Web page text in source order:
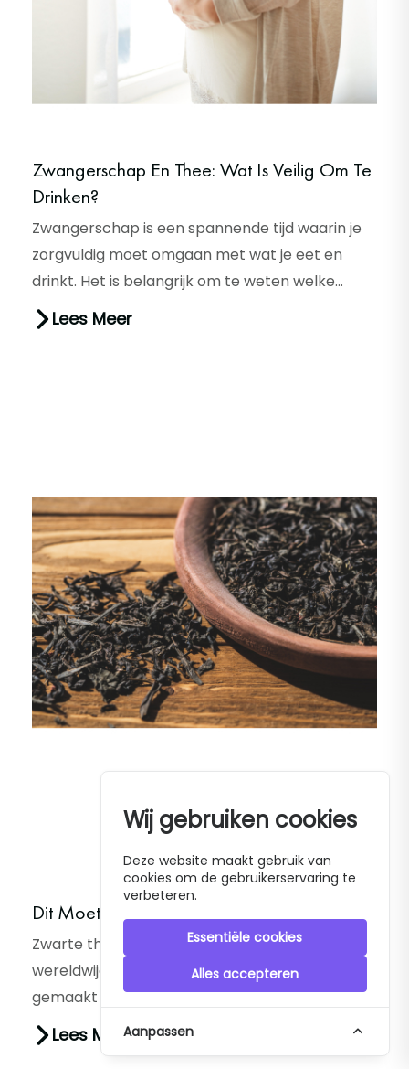
Zwangerschap En Thee: Wat Is Veilig Om Te
Drinken?
Zwangerschap is een spannende tijd waarin je
zorgvuldig moet omgaan met wat je eet en
drinkt. Het is belangrijk om te weten welke
voedingsmiddelen veilig zijn t...
Lees Meer
Dit Moet Je Weten Over Zwarte Thee
Zwarte thee is een populaire drank die
wereldwijd wordt geconsumeerd. Het is
gemaakt van de bladeren van de Camellia
sinensis plant en heeft een karakteristieke...
Lees Meer
Wij gebruiken cookies
Deze website maakt gebruik van
cookies om de gebruikerservaring te
verbeteren.
Essentiële cookies
Alles accepteren
Aanpassen